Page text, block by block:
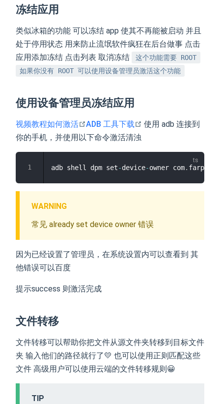
冻结应用
类似冰箱的功能 可以冻结 app 使其不再能被启动 并且
处于停用状态 用来防止流氓软件疯狂在后台做事 点击
应用添加冻结 点击列表 取消冻结
这个功能需要 ROOT
如果你没有 ROOT 可以使用设备管理员激活这个功能
使用设备管理员冻结应用
视频教程如何激活 open in new window
ADB 工具下载 open in new window
使用 adb 连接到
你的手机，并使用以下命令激活清浊
adb shell dpm set-device-owner com. farplace
WARNING
常见 already set device owner 错误
因为已经设置了管理员，在系统设置内可以查看到 其
他错误可以百度
提示success 则激活完成
文件转移
文件转移可以帮助你把文件从源文件夹转移到目标文件
夹 输入他们的路径就行了💛 也可以使用正则匹配这些
文件 高级用户可以使用云端的文件转移规则😀
TIP